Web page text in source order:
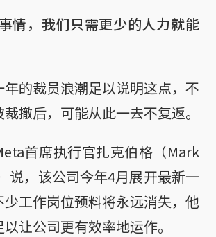
情，我们只需更少的人力就能
的裁员浪潮足以说明这点，不
撤后，可能从此一去不复返。
首席执行官扎克伯格（Mark
说，该公司今年4月展开最新一
工作岗位预料将永远消失，他
让公司更有效率地运作。